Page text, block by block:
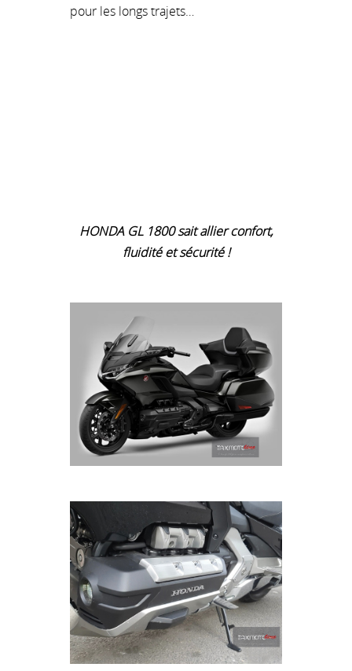
pour les longs trajets…
HONDA GL 1800 sait allier confort,
fluidité et sécurité !